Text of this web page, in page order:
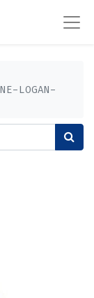
LOGAN-